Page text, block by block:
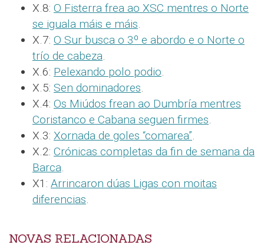
X.8: O Fisterra frea ao XSC mentres o Norte
se iguala máis e máis.
X.7: O Sur busca o 3º e abordo e o Norte o
trío de cabeza.
X.6: Pelexando polo podio.
X.5: Sen dominadores.
X.4: Os Miúdos frean ao Dumbría mentres
Coristanco e Cabana seguen firmes.
X.3: Xornada de goles “comarea”.
X.2: Crónicas completas da fin de semana da
Barca.
X1: Arrincaron dúas Ligas con moitas
diferencias.
NOVAS RELACIONADAS